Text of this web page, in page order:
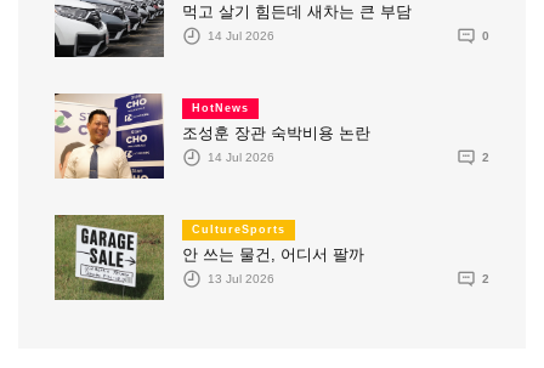
먹고 살기 힘든데 새차는 큰 부담
14 Jul 2026 0
HotNews
조성훈 장관 숙박비용 논란
14 Jul 2026 2
CultureSports
안 쓰는 물건, 어디서 팔까
13 Jul 2026 2